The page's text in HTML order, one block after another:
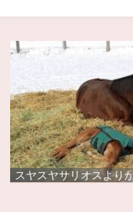
スヤスヤサリオスより